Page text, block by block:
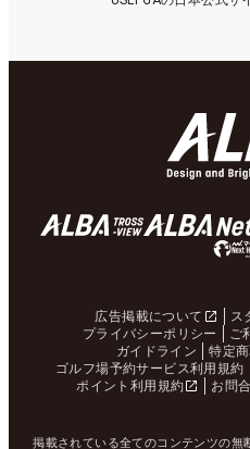
広告掲載について ス
プライバシーポリシー
ご
ガイドライン
特定
ゴルフ場予約サービス利用規約
ポイント利用規約
お問
掲載されている全てのコンテンツの無